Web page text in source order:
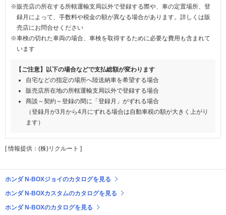
※販売店の所在する所轄運輸支局以外で登録する際や、車の定置場所、登
録月によって、手数料や税金の額が異なる場合があります。詳しくは販
売店にお問合せください
※車検の切れた車両の場合、車検を取得するために必要な費用も含まれて
います
【ご注意】以下の場合などで支払総額が変わります
自宅などの指定の場所へ陸送納車を希望する場合
販売店所在地の所轄運輸支局以外で登録する場合
商談～契約～登録の間に「登録月」がずれる場合
（登録月が3月から4月にずれる場合は自動車税の額が大きく上がり
ます）
[ 情報提供：(株)リクルート ]
ホンダ N-BOXジョイのカタログを見る
ホンダ N-BOXカスタムのカタログを見る
ホンダ N-BOXのカタログを見る